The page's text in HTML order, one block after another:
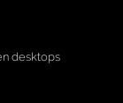
desktops